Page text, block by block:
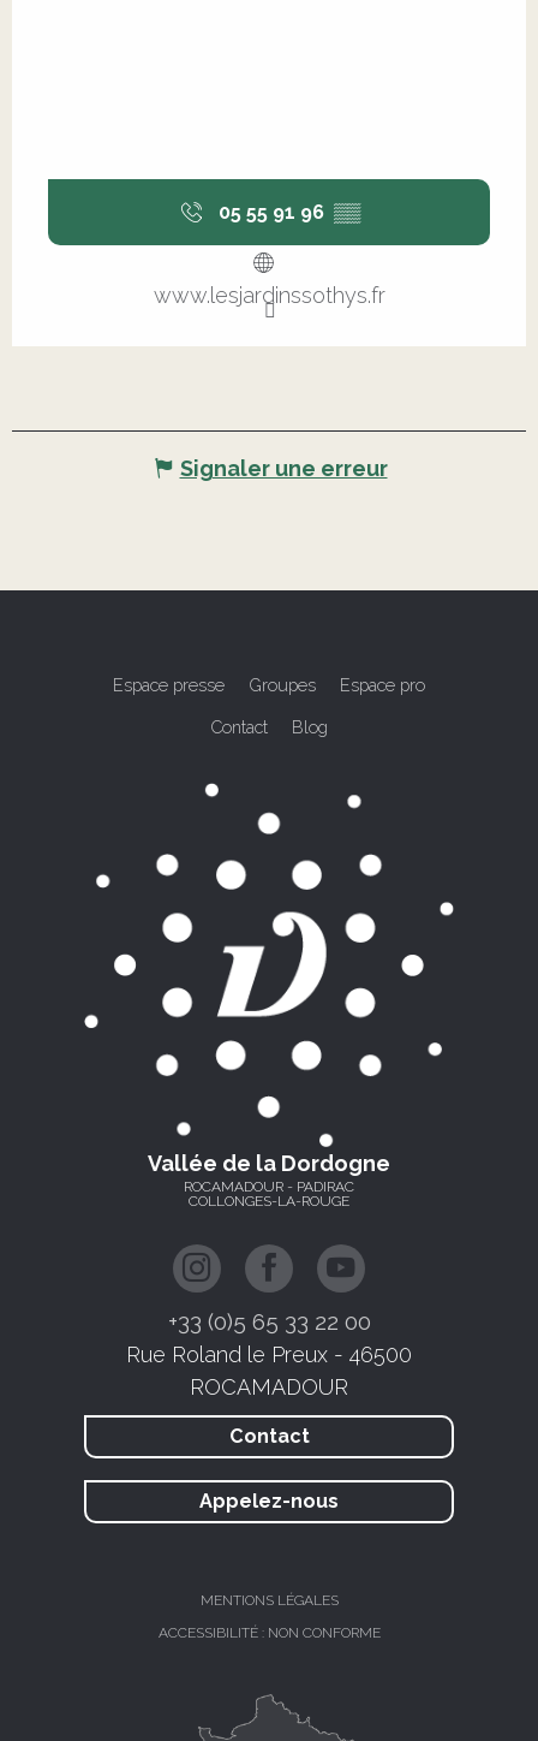
05 55 91 96 ▒▒
www.lesjardinssothys.fr
Signaler une erreur
Espace presse Groupes Espace pro
Contact Blog
Vallée de la Dordogne
ROCAMADOUR - PADIRAC
COLLONGES-LA-ROUGE
+33 (0)5 65 33 22 00
Rue Roland le Preux - 46500
ROCAMADOUR
Contact
Appelez-nous
MENTIONS LÉGALES
ACCESSIBILITÉ : NON CONFORME